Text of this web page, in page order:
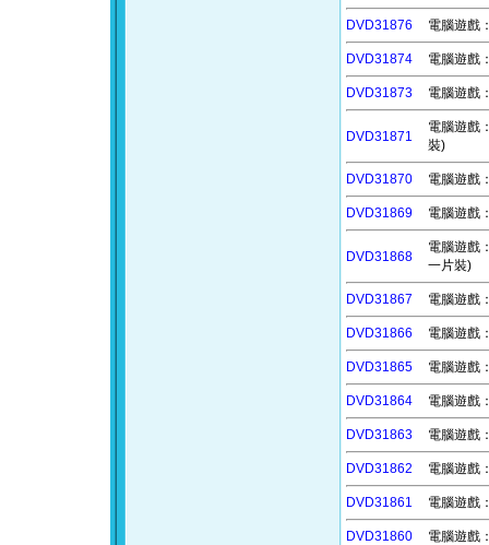
DVD31876 電腦遊戲
DVD31874 電腦遊戲
DVD31873 電腦遊戲
DVD31871
電腦遊戲
裝)
DVD31870 電腦遊戲
DVD31869 電腦遊戲
DVD31868
電腦遊戲
一片裝)
DVD31867 電腦遊戲
DVD31866 電腦遊戲
DVD31865 電腦遊戲
DVD31864 電腦遊戲
DVD31863 電腦遊戲
DVD31862 電腦遊戲
DVD31861 電腦遊戲
DVD31860 電腦遊戲